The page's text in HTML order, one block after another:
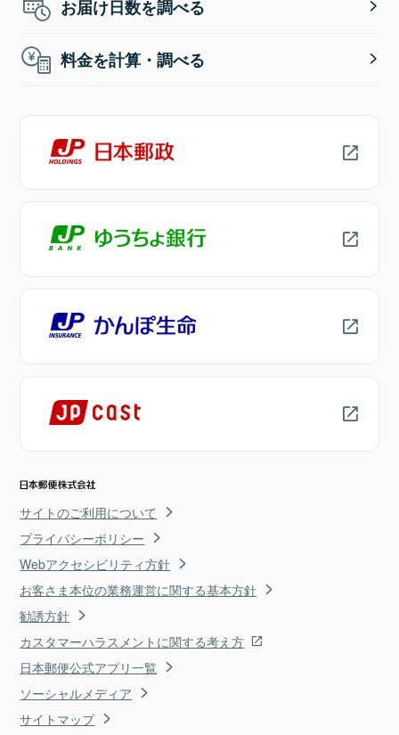
お届け日数を調べる
料金を計算・調べる
サイトのご利用について
プライバシーポリシー
Webアクセシビリティ方針
お客さま本位の業務運営に関する基本方針
勧誘方針
カスタマーハラスメントに関する考え方
日本郵便公式アプリ一覧
ソーシャルメディア
サイトマップ